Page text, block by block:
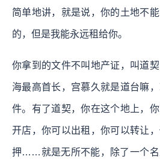
简单地讲，就是说，你的土地不
的，但是我能永远租给你。
你拿到的文件不叫地产证，叫道
海最高首长，宫慕久就是道台嘛
件。有了道契，你在这个地上，
开店，你可以出租，你可以转让
押……就是无所不能，除了一个名